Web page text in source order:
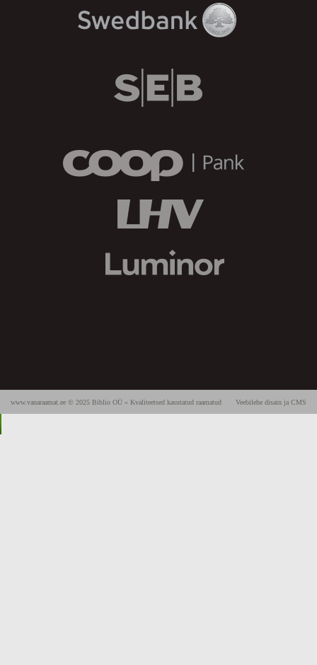
Veebilehe disain ja CMS
www.vanaraamat.ee © 2025 Biblio OÜ » Kvaliteetsed kasutatud raamatud